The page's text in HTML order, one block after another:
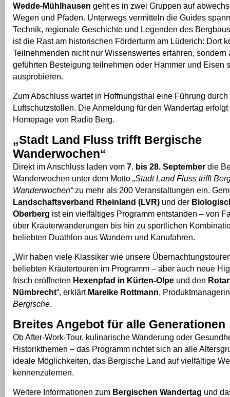
Wedde-Mühlhausen geht es in zwei Gruppen auf
Wegen und Pfaden. Unterwegs vermitteln die Guides
Technik, regionale Geschichte und Legenden des
ist die Rast am historischen Förderturm am Lüderich: Dort
Teilnehmenden nicht nur Wissenswertes erfahren, sondern
geführten Besteigung teilnehmen oder Hammer und Eisen
ausprobieren.
Zum Abschluss wartet in Hoffnungsthal eine Führung
Luftschutzstollen. Die Anmeldung für den Wandertag
Homepage von Radio Berg.
„Stadt Land Fluss trifft Bergische
Wanderwochen“
Direkt im Anschluss laden vom 7. bis 28. September die
Wanderwochen unter dem Motto „Stadt Land Fluss trifft
Wanderwochen“zu mehr als 200 Veranstaltungen ein.
Landschaftsverband Rheinland (LVR) und der
Oberberg ist ein vielfältiges Programm entstanden – von
über Kräuterwanderungen bis hin zu sportlichen
beliebten Duathlon aus Wandern und Kanufahren.
„Wir haben viele Klassiker wie unsere
beliebten Kräutertouren im Programm – aber auch neue
frisch eröffneten Hexenpfad in Kürten-Olpe und den
Nümbrecht“, erklärt Mareike Rottmann ,
Bergische
Breites Angebot für alle Generationen
Ob After-Work-Tour, kulinarische Wanderung oder
Historikthemen – das Programm richtet sich an alle
ideale Möglichkeiten, das Bergische Land auf vielfältige
kennenzulernen.
Weitere Informationen zum Bergischen Wandertag und